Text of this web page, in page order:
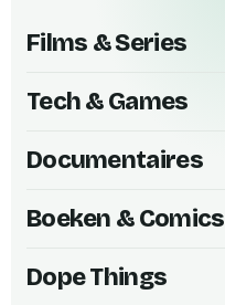
Films & Series
Tech & Games
Documentaires
Boeken & Comics
Dope Things